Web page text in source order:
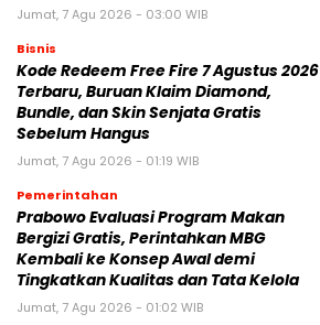
Jumat, 7 Agu 2026 - 03:00 WIB
Bisnis
Kode Redeem Free Fire 7 Agustus 2026
Terbaru, Buruan Klaim Diamond,
Bundle, dan Skin Senjata Gratis
Sebelum Hangus
Jumat, 7 Agu 2026 - 01:19 WIB
Pemerintahan
Prabowo Evaluasi Program Makan
Bergizi Gratis, Perintahkan MBG
Kembali ke Konsep Awal demi
Tingkatkan Kualitas dan Tata Kelola
Jumat, 7 Agu 2026 - 01:02 WIB